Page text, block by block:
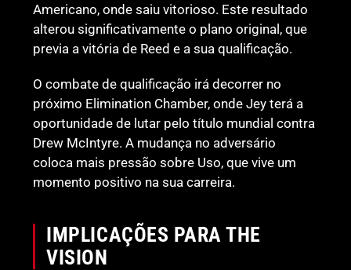
Americano, onde saiu vitorioso. Este resultado
alterou significativamente o plano original, que
previa a vitória de Reed e a sua qualificação.
O combate de qualificação irá decorrer no
próximo Elimination Chamber, onde Jey terá a
oportunidade de lutar pelo título mundial contra
Drew McIntyre. A mudança no adversário
coloca mais pressão sobre Uso, que vive um
momento positivo na sua carreira.
IMPLICAÇÕES PARA THE
VISION